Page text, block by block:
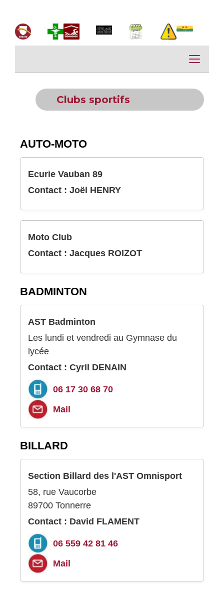
Clubs sportifs
AUTO-MOTO
Ecurie Vauban 89
Contact : Joël HENRY
Moto Club
Contact : Jacques ROIZOT
BADMINTON
AST Badminton
Les lundi et vendredi au Gymnase du
lycée
Contact : Cyril DENAIN
06 17 30 68 70
Mail
BILLARD
Section Billard des l'AST Omnisport
58, rue Vaucorbe
89700 Tonnerre
Contact : David FLAMENT
06 559 42 81 46
Mail